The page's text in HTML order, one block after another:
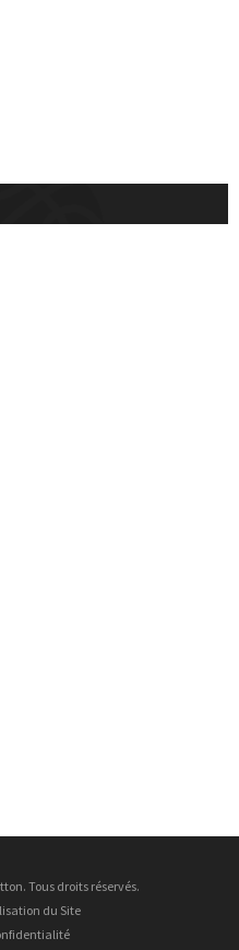
Tous droits réservés.
du Site